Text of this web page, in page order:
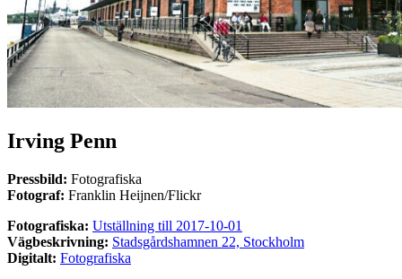
Irving Penn
Pressbild: Fotografiska
Fotograf: Franklin Heijnen/Flickr
Fotografiska: Utställning till 2017-10-01
Vägbeskrivning: Stadsgårdshamnen 22, Stockholm
Digitalt: Fotografiska